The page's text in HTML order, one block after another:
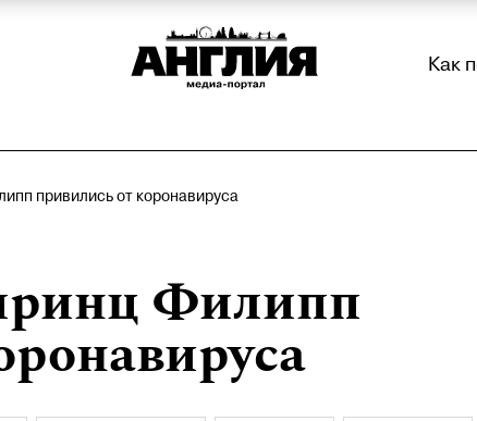
Как
привились от коронавируса
Филипп